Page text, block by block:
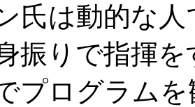
氏は動的な
振りで指揮
プログラム